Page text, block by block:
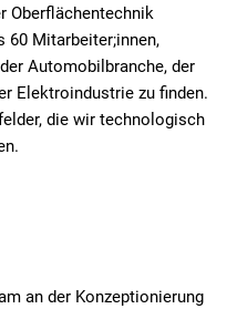
Oberflächentechnik
60 Mitarbeiter;innen,
Automobilbranche, der
Elektroindustrie zu finden.
die wir technologisch
an der Konzeptionierung